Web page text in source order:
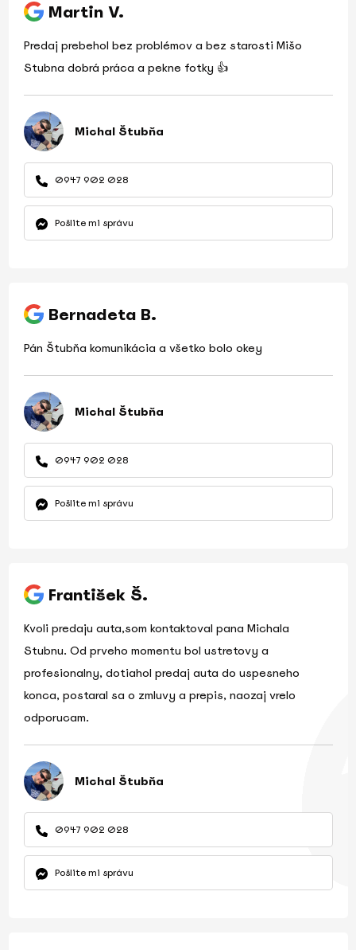
Martin V.
Predaj prebehol bez problémov a bez starosti Mišo
Stubna dobrá práca a pekne fotky 👍
Michal Štubňa
0947 902 028
Pošlite mi správu
Bernadeta B.
Pán Štubňa komunikácia a všetko bolo okey
Michal Štubňa
0947 902 028
Pošlite mi správu
František Š.
Kvoli predaju auta,som kontaktoval pana Michala
Stubnu. Od prveho momentu bol ustretovy a
profesionalny, dotiahol predaj auta do uspesneho
konca, postaral sa o zmluvy a prepis, naozaj vrelo
odporucam.
Michal Štubňa
0947 902 028
Pošlite mi správu